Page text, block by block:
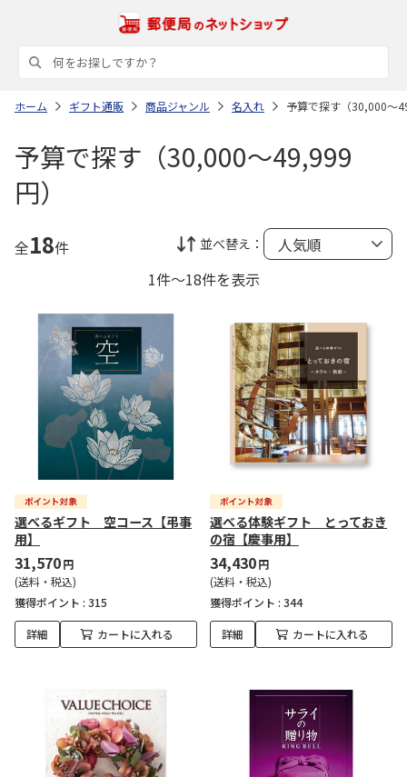
ホーム ギフト通販 商品ジャンル 名入れ 予算で探す（30,000～
予算で探す（30,000～49,999
円）
全18件 並べ替え：
1件～18件を表示
選べるギフト 空コース【弔事
用】
31,570円
(送料・税込)
獲得ポイント : 315
詳細 カートに入れる
選べる体験ギフト とっておき
の宿【慶事用】
34,430円
(送料・税込)
獲得ポイント : 344
詳細 カートに入れる